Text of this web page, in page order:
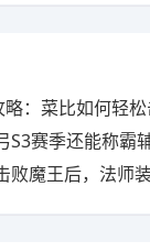
：菜比如何轻松
S3赛季还能称霸
败魔王后，法师